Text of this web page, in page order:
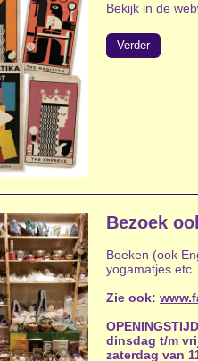
Bekijk in de
Bezoek
Boeken (ook
yogamatjes etc.
Zie ook:
dinsdag t/m
zaterdag van